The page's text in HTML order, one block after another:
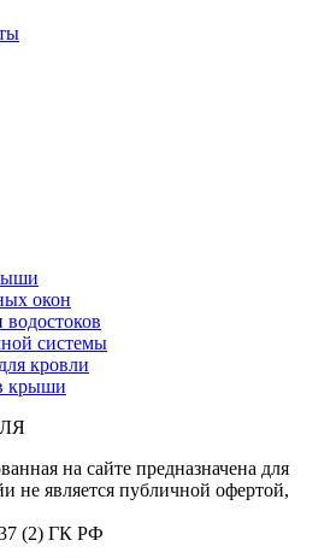
окон
системы
кровли
крыши
на сайте предназначена для
не является публичной офертой,
(2) ГК РФ